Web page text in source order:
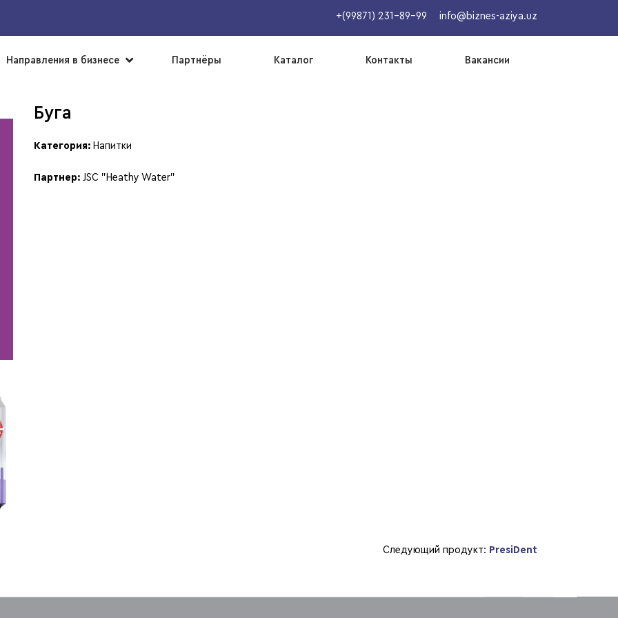
+(99871) 231-89-99 info@biznes-aziya.uz
Направления в бизнесе ▼ Партнёры Каталог Контакты Вакансии
Буга
Категория: Напитки
Партнер: JSC "Heathy Water"
Следующий продукт: PresiDent